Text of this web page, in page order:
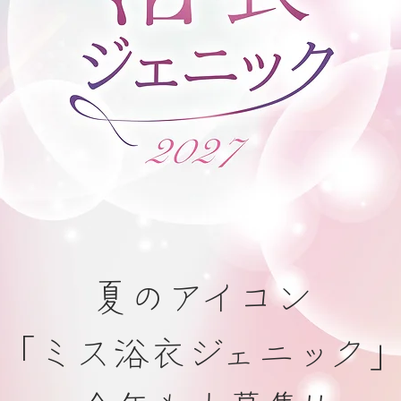
投票結果はこちら
夏のアイコン
ミス浴衣ジェニック